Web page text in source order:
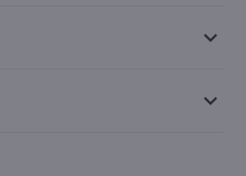
keyboard_arrow_down
keyboard_arrow_down